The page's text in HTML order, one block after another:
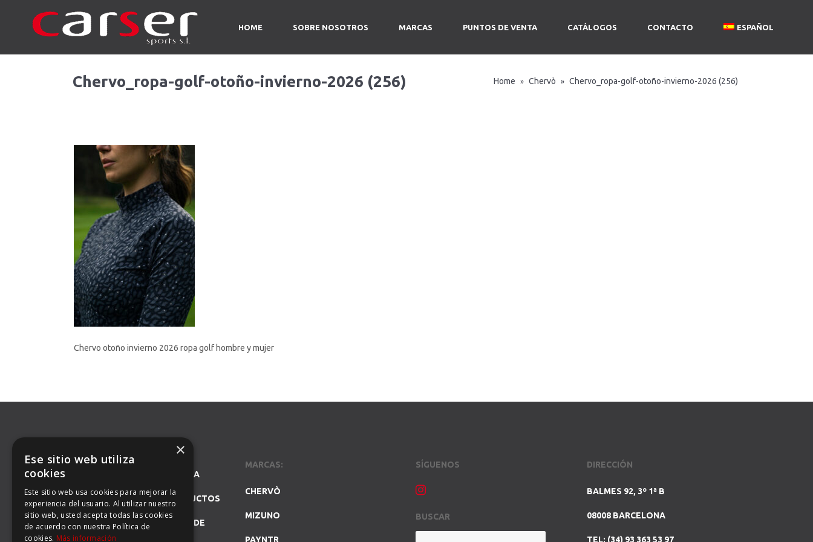
HOME SOBRE NOSOTROS MARCAS PUNTOS DE VENTA CATÁLOGOS CONTACTO ESPAÑOL
Chervo_ropa-golf-otoño-invierno-2026 (256) Home » Chervò » Chervo_ropa-golf-otoño-invierno-2026 (256)
Chervo otoño invierno 2026 ropa golf hombre y mujer
SOMOS ESPECIALISTAS EN LA
REPRESENTACIÓN DE PRODUCTOS
DE GOLF Y DISTRIBUIDORES DE
MARCAS:
CHERVÒ
MIZUNO
PAYNTR
SÍGUENOS
BUSCAR
DIRECCIÓN
BALMES 92, 3º 1ª B
08008 BARCELONA
TEL: (34) 93 363 53 97
×
Ese sitio web utiliza
cookies
Este sitio web usa cookies para mejorar la
experiencia del usuario. Al utilizar nuestro
sitio web, usted acepta todas las cookies
de acuerdo con nuestra Política de
cookies. Más información